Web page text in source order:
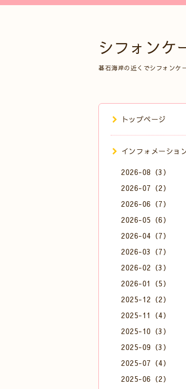
シフォン
碁石海岸の近くでシフォンケ
トップページ
インフォメーショ
2026-08（3）
2026-07（2）
2026-06（7）
2026-05（6）
2026-04（7）
2026-03（7）
2026-02（3）
2026-01（5）
2025-12（2）
2025-11（4）
2025-10（3）
2025-09（3）
2025-07（4）
2025-06（2）